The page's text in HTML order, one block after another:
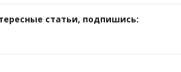
статьи, подпишись: